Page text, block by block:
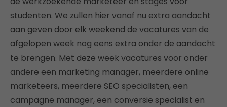
studenten. We zullen hier vanaf nu extra aandacht
aan geven door elk weekend de vacatures van de
afgelopen week nog eens extra onder de aandacht
te brengen. Met deze week vacatures voor onder
andere een marketing manager, meerdere online
marketeers, meerdere SEO specialisten, een
campagne manager, een conversie specialist en